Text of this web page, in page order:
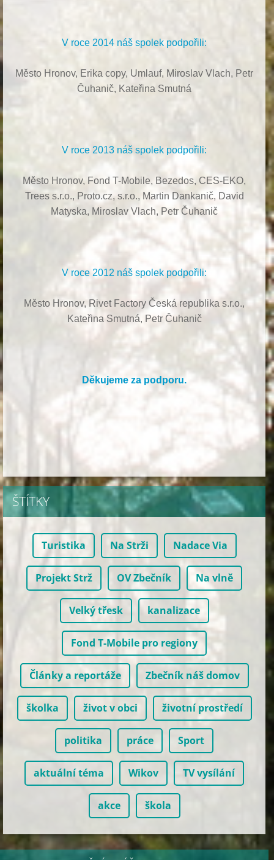
V roce 2014 náš spolek podpořili:
Město Hronov, Erika copy, Umlauf, Miroslav Vlach, Petr
Čuhanič, Kateřina Smutná
V roce 2013 náš spolek podpořili:
Město Hronov, Fond T-Mobile, Bezedos, CES-EKO,
Trees s.r.o., Proto.cz, s.r.o., Martin Dankanič, David
Matyska, Miroslav Vlach, Petr Čuhanič
V roce 2012 náš spolek podpořili:
Město Hronov, Rivet Factory Česká republika s.r.o.,
Kateřina Smutná, Petr Čuhanič
Děkujeme za podporu.
ŠTÍTKY
Turistika Na Strži Nadace Via
Projekt Strž OV Zbečník Na vlně
Velký třesk kanalizace
Fond T-Mobile pro regiony
Články a reportáže Zbečník náš domov
školka život v obci životní prostředí
politika práce Sport
aktuální téma Wikov TV vysílání
akce škola